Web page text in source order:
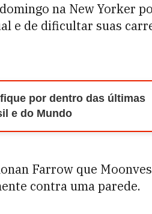
na New Yorker
e de dificultar suas
por dentro das últimas
e do Mundo
Farrow que
contra uma parede.